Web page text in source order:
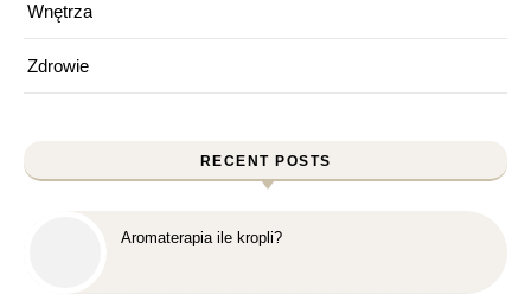
Wnętrza
Zdrowie
RECENT POSTS
Aromaterapia ile kropli?